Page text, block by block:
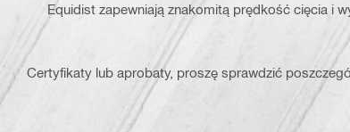
Equidist zapewniają znakomitą prędkość cięcia i
Certyfikaty lub aprobaty, proszę sprawdzić